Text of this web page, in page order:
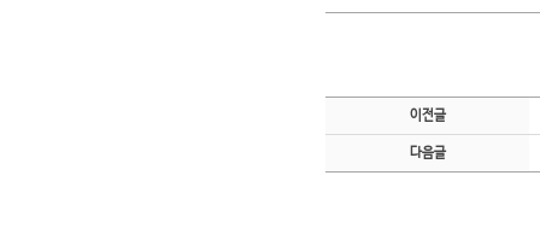
이전글
다음글